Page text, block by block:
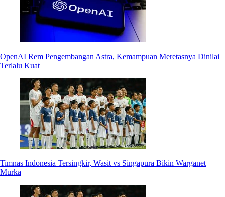
OpenAI Rem Pengembangan Astra, Kemampuan Meretasnya Dinilai
Terlalu Kuat
Timnas Indonesia Tersingkir, Wasit vs Singapura Bikin Warganet
Murka